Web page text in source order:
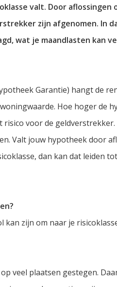
valt. Door aflossingen
zijn afgenomen. In
wat je maandlasten kan
Garantie) hangt de
Hoe hoger de
voor de
Valt jouw hypotheek door
dan kan dat leiden
zijn om naar je
veel plaatsen gestegen.